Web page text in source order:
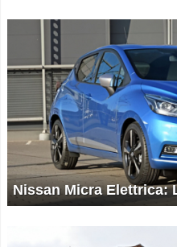
Nissan Micra Elettrica: